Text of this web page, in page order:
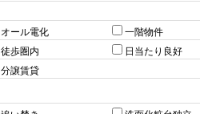
オール電化
一階物件
徒歩圏内
日当たり良好
分譲賃貸